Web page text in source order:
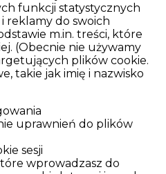
funkcji statystycznych
reklamy do swoich
m.in. treści, które
(Obecnie nie używamy
plików cookie.
takie jak imię i nazwisko
uprawnień do plików
sesji
wprowadzasz do